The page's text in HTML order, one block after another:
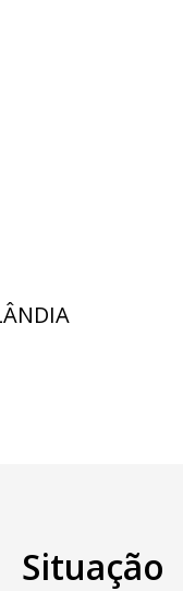
Situação